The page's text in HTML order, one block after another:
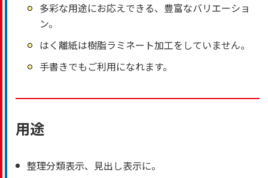
多彩な用途にお応えできる、豊富なバリエーショ
ン。
はく離紙は樹脂ラミネート加工をしていません。
手書きでもご利用になれます。
用途
整理分類表示、見出し表示に。